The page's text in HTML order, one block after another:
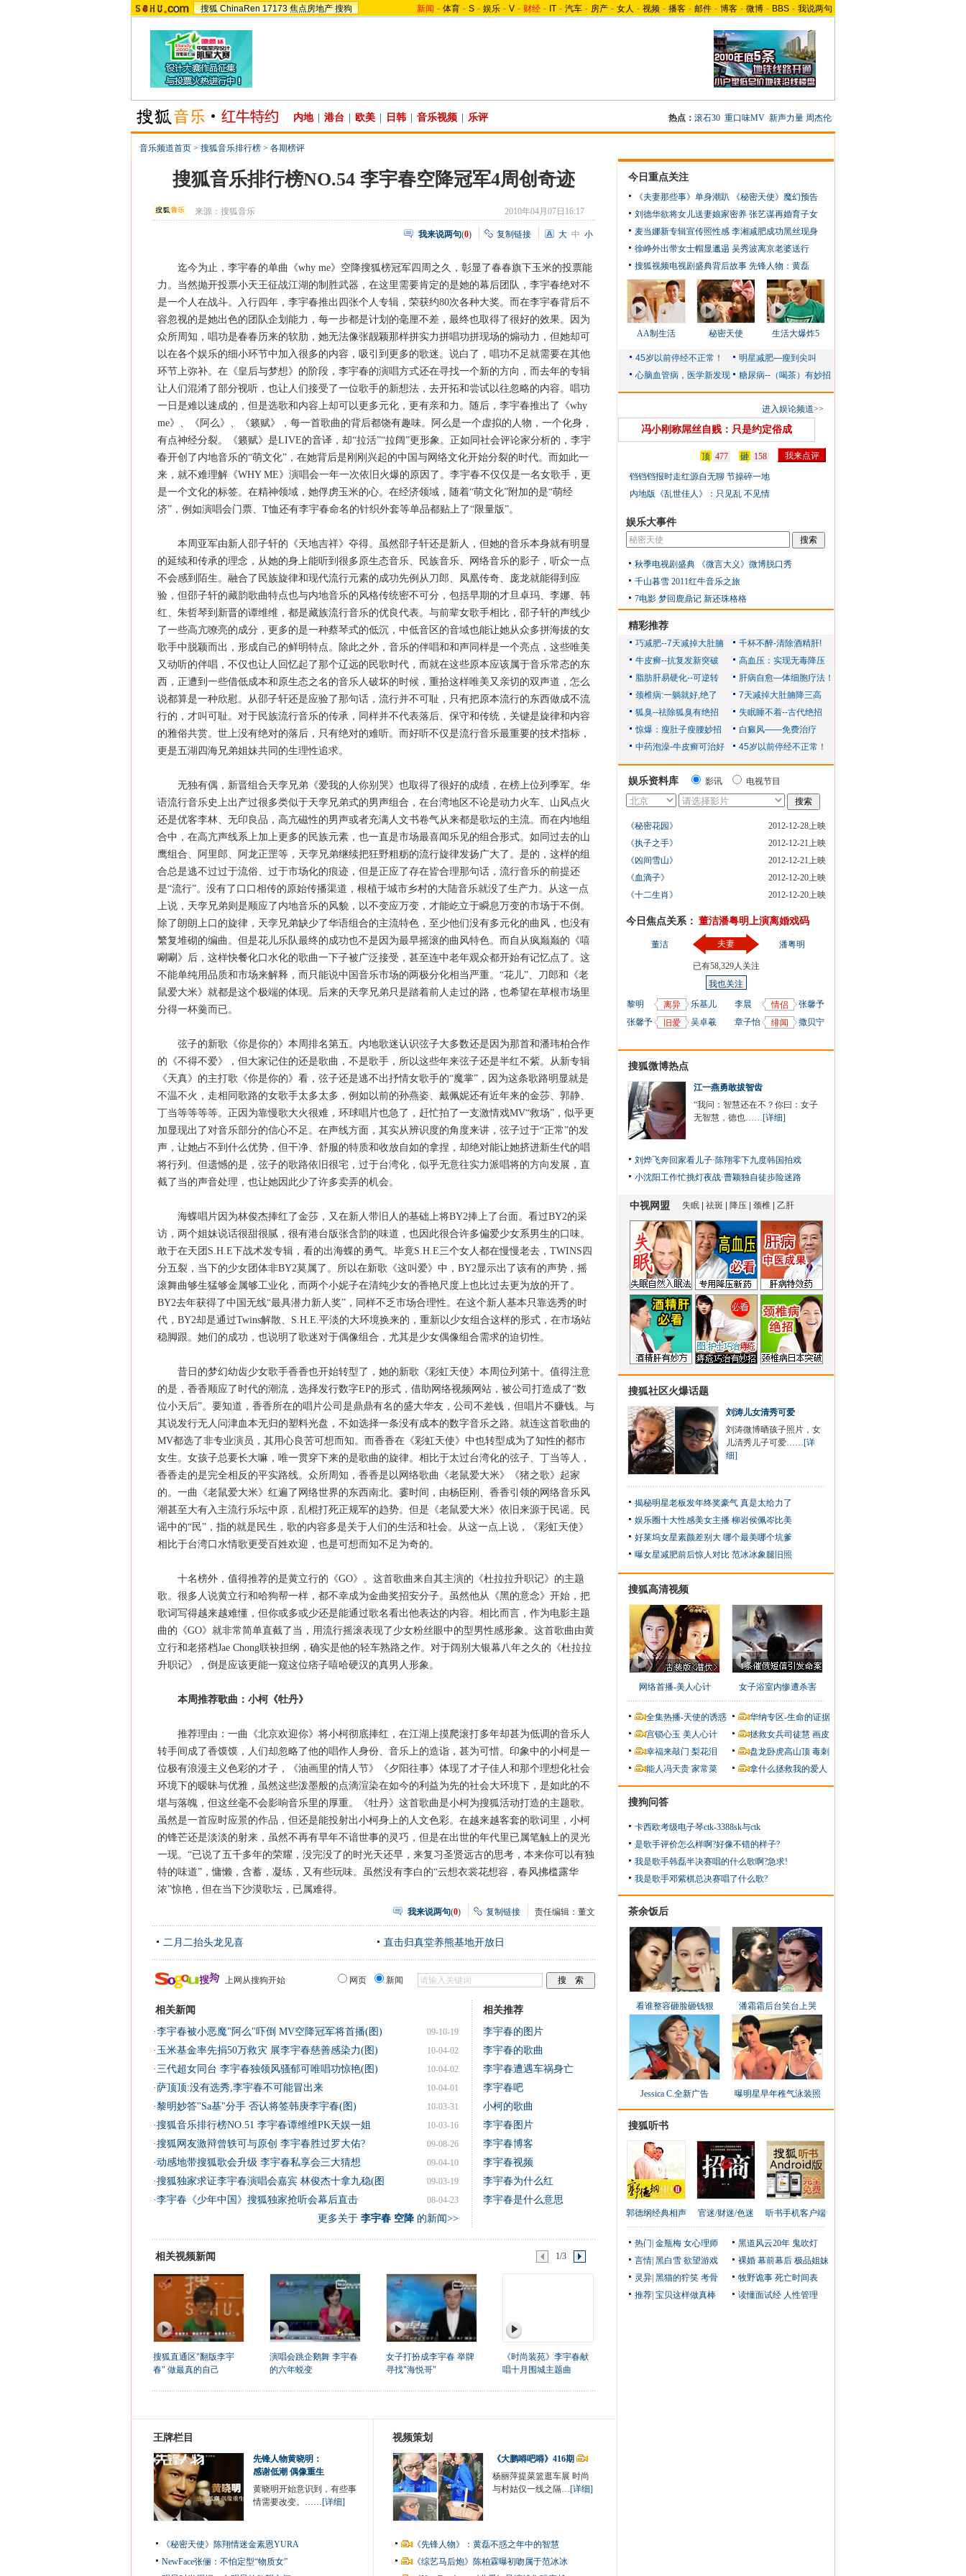
搜狐 ChinaRen 17173 焦点房地产 搜狗 新闻 - 体育 - S - 娱乐 - V - 财经 - IT - 汽车 - 房产 - 女人 - 视频 - 播客 - 邮件 - 博客 - 微博 - BBS - 我说两句
内地 港台 欧美 日韩 音乐视频 乐评 热点： 滚石30 重口味MV 新声力量 周杰伦
音乐频道首页 > 搜狐音乐排行榜 > 各期榜评
搜狐音乐排行榜NO.54 李宇春空降冠军4周创奇迹
来源：搜狐音乐 2010年04月07日16:17
我来说两句(0) 复制链接 大 中 小
迄今为止，李宇春的单曲《why me》空降搜狐榜冠军四周之久，彰显了春春旗下玉米的投票能
力。当然抛开投票小天王征战江湖的制胜武器，在这里需要肯定的是她的幕后团队，李宇春绝对不
是一个人在战斗。入行四年，李宇春推出四张个人专辑，荣获约80次各种大奖。而在李宇春背后不
容忽视的是她出色的团队企划能力，每一步都是计划的毫厘不差，最终也取得了很好的效果。因为
众所周知，唱功是春春历来的软肋，她无法像张靓颖那样拼实力拼唱功拼现场的煽动力，但她却可
以在各个娱乐的细小环节中加入很多的内容，吸引到更多的歌迷。说白了，唱功不足就需要在其他
环节上弥补。在《皇后与梦想》的阶段，李宇春的演唱方式还在寻找一个新的方向，而去年的专辑
让人们混淆了部分视听，也让人们接受了一位歌手的新想法，去开拓和尝试以往忽略的内容。唱功
一日是难以速成的，但是选歌和内容上却可以更多元化，更有亲和力。随后，李宇春推出了《why
me》、《阿么》、《籁赋》，每一首歌曲的背后都饶有趣味。阿么是一个虚拟的人物，一个化身，
有点神经分裂。《籁赋》是LIVE的音译，却“拉活”“拉阔”更形象。正如同社会评论家分析的，李宇
春开创了内地音乐的“萌文化”，在她背后是刚刚兴起的中国与网络文化开始分裂的时代。而如此一
来，就不难理解《WHY ME》演唱会一年一次依旧火爆的原因了。李宇春不仅仅是一名女歌手，更
是一个文化的标签。在精神领域，她俘虏玉米的心。在经济领域，随着“萌文化”附加的是“萌经
济”，例如演唱会门票、T恤还有李宇春命名的针织外套等单品都贴上了“限量版”。
本周亚军由新人邵子轩的《天地吉祥》夺得。虽然邵子轩还是新人，但她的音乐本身就有明显
的延续和传承的理念，从她的身上能听到很多原生态音乐、民族音乐、网络音乐的影子，听众一点
不会感到陌生。融合了民族旋律和现代流行元素的成功先例从刀郎、凤凰传奇、庞龙就能得到应
验，但邵子轩的藏韵歌曲特点也与内地音乐的风格传统密不可分，包括早期的才旦卓玛、李娜、韩
红、朱哲琴到新晋的谭维维，都是藏族流行音乐的优良代表。与前辈女歌手相比，邵子轩的声线少
了一些高亢嘹亮的成分，更多的是一种蔡琴式的低沉，中低音区的音域也能让她从众多拼海拔的女
歌手中脱颖而出，形成自己的鲜明特点。除此之外，音乐的伴唱和和声同样是一个亮点，这些唯美
又动听的伴唱，不仅也让人回忆起了那个辽远的民歌时代，而就在这些原本应该属于音乐常态的东
西，正遭到一些借低成本和原生态之名的音乐人破坏的时候，重拾这样唯美又亲切的双声道，怎么
说都算是一种欣慰。从邵子轩还是应验了那句话，流行并不可耻，只有把原本流行的东西做成不流
行的，才叫可耻。对于民族流行音乐的传承，同样并不代表落后、保守和传统，关键是旋律和内容
的雅俗共赏。世上没有绝对的落后，只有绝对的难听。而好听不仅是流行音乐最重要的技术指标，
更是五湖四海兄弟姐妹共同的生理性追求。
无独有偶，新晋组合天孪兄弟《爱我的人你别哭》也取得了很好的成绩，在榜上位列季军。华
语流行音乐史上出产过很多类似于天孪兄弟式的男声组合，在台湾地区不论是动力火车、山风点火
还是优客李林、无印良品，高亢磁性的男声或者充满人文书卷气从来都是歌坛的主流。而在内地组
合中，在高亢声线系上加上更多的民族元素，也一直是市场最喜闻乐见的组合形式。如同过去的山
鹰组合、阿里郎、阿龙正罡等，天孪兄弟继续把狂野粗粝的流行旋律发扬广大了。是的，这样的组
合总是逃不过过于流俗、过于市场化的痕迹，但是正应了存在皆合理那句话，流行音乐的前提还
是“流行”。没有了口口相传的原始传播渠道，根植于城市乡村的大陆音乐就没了生产力。从这一点
上说，天孪兄弟则是顺应了内地音乐的风貌，以不变应万变，才能屹立于瞬息万变的市场于不倒。
除了朗朗上口的旋律，天孪兄弟缺少了华语组合的主流特色，至少他们没有多元化的曲风，也没有
繁复堆砌的编曲。但是花儿乐队最终的成功也不是因为最早摇滚的曲风特色。而自从疯巅巅的《嘻
唰唰》后，这样快餐化口水化的歌曲一下子被广泛接受，甚至连中老年观众都开始有记忆点了。这
不能单纯用品质和市场来解释，而只能说中国音乐市场的两极分化相当严重。“花儿”、刀郎和《老
鼠爱大米》就都是这个极端的体现。后来的天孪兄弟只是踏着前人走过的路，也希望在草根市场里
分得一杯羹而已。
弦子的新歌《你是你的》本周排名第五。内地歌迷认识弦子大多数还是因为那首和潘玮柏合作
的《不得不爱》，但大家记住的还是歌曲，不是歌手，所以这些年来弦子还是半红不紫。从新专辑
《天真》的主打歌《你是你的》看，弦子还是逃不出抒情女歌手的“魔掌”，因为这条歌路明显就是
不温不火，走相同歌路的女歌手太多太多，例如以前的孙燕姿、戴佩妮还有近年来的金莎、郭静、
丁当等等等等。正因为靠慢歌大火很难，环球唱片也急了，赶忙拍了一支激情戏MV“救场”，似乎更
加显现出了对音乐部分的信心不足。在声线方面，其实从辨识度的角度来讲，弦子过于“正常”的发
声，让她占不到什么优势，但干净、舒服的特质和收放自如的拿捏，却绝对能让她挤进新生代的唱
将行列。但遗憾的是，弦子的歌路依旧很宅，过于台湾化，似乎无意往实力派唱将的方向发展，直
截了当的声音处理，也让她因此少了许多卖弄的机会。
海蝶唱片因为林俊杰捧红了金莎，又在新人带旧人的基础上将BY2捧上了台面。看过BY2的采
访，两个姐妹说话很甜很腻，很有港台版张含韵的味道，也因此很合许多偏爱少女系男生的口味。
敢于在天团S.H.E下战术发专辑，看的出海蝶的勇气。毕竟S.H.E三个女人都在慢慢老去，TWINS四
分五裂，当下的少女团体非BY2莫属了。所以在新歌《这叫爱》中，BY2显示出了该有的声势，摇
滚舞曲够生猛够金属够工业化，而两个小妮子在清纯少女的香艳尺度上也比过去更为放的开了。
BY2去年获得了中国无线“最具潜力新人奖”，同样不乏市场合理性。在这个新人基本只靠选秀的时
代，BY2却是通过Twins解散、S.H.E.平淡的大环境换来的，重新以少女组合这样的形式，在市场站
稳脚跟。她们的成功，也说明了歌迷对于偶像组合，尤其是少女偶像组合需求的迫切性。
昔日的梦幻幼齿少女歌手香香也开始转型了，她的新歌《彩虹天使》本周位列第十。值得注意
的是，香香顺应了时代的潮流，选择发行数字EP的形式，借助网络视频网站，被公司打造成了“数
位小天后”。要知道，香香所在的唱片公司是鼎鼎有名的盛大华友，公司不差钱，但唱片不赚钱。与
其说发行无人问津血本无归的塑料光盘，不如选择一条没有成本的数字音乐之路。就连这首歌曲的
MV都选了非专业演员，其用心良苦可想而知。而香香在《彩虹天使》中也转型成为了知性的都市
女生。女孩子总要长大嘛，唯一贯穿下来的是歌曲的旋律。相比于太过台湾化的弦子、丁当等人，
香香走的是完全相反的平实路线。众所周知，香香是以网络歌曲《老鼠爱大米》《猪之歌》起家
的。一曲《老鼠爱大米》红遍了网络世界的东西南北。霎时间，由杨臣刚、香香引领的网络音乐风
潮甚至大有入主流行乐坛中原，乱棍打死正规军的趋势。但是《老鼠爱大米》依旧来源于民谣。民
谣中的“民”，指的就是民生，歌的内容多是关于人们的生活和社会。从这一点上说，《彩虹天使》
相比于台湾口水情歌更受百姓欢迎，也是可想而知不足为奇的。
十名榜外，值得推荐的是黄立行的《GO》。这首歌曲来自其主演的《杜拉拉升职记》的主题
歌。很多人说黄立行和哈狗帮一样，都不幸成为金曲奖招安分子。虽然他从《黑的意念》开始，把
歌词写得越来越难懂，但你或多或少还是能通过歌名看出他表达的内容。相比而言，作为电影主题
曲的《GO》就非常简单直截了当，用流行摇滚表现了少女粉丝眼中的型男性感形象。这首歌曲由黄
立行和老搭档Jae Chong联袂担纲，确实是他的轻车熟路之作。对于阔别大银幕八年之久的《杜拉拉
升职记》，倒是应该更能一窥这位痞子嘻哈硬汉的真男人形象。
本周推荐歌曲：小柯《牡丹》
推荐理由：一曲《北京欢迎你》将小柯彻底捧红，在江湖上摸爬滚打多年却甚为低调的音乐人
转手间成了香馍馍，人们却忽略了他的唱作人身份、音乐上的造诣，甚为可惜。印象中的小柯是一
位极有浪漫主义色彩的才子，《油画里的情人节》《夕阳往事》体现了才子佳人和那个理想化社会
环境下的暧昧与优雅，虽然这些泼墨般的点滴渲染在如今的利益为先的社会大环境下，是如此的不
堪与落魄，但这丝毫不会影响音乐里的厚重。《牡丹》这首歌曲是小柯为搜狐活动打造的主题歌。
虽然是一首应时应景的作品，但还是能投射出小柯身上的人文色彩。在越来越客套的歌词里，小柯
的锋芒还是淡淡的射来，虽然不再有早年不谙世事的灵巧，但是在出世的年代里已属笔触上的灵光
一现。“已说了五千多年的荣耀，没完没了的时光天还早，来复习圣贤远古的思考，本来你可以有独
特的味道”，慵懒，含蓄，凝练，又有些玩味。虽然没有李白的“云想衣裳花想容，春风拂槛露华
浓”惊艳，但在当下沙漠歌坛，已属难得。
我来说两句(0) 复制链接 责任编辑：董文
二月二抬头龙见喜 直击归真堂养熊基地开放日
上网从搜狗开始 网页 新闻
相关新闻
09-10-19
·李宇春被小恶魔"阿么"吓倒 MV空降冠军将首播(图)
10-04-02
· 玉米基金率先捐50万救灾 展李宇春慈善感染力(图)
10-04-02
·三代超女同台 李宇春独领风骚郁可唯唱功惊艳(图)
10-04-01
·萨顶顶:没有选秀,李宇春不可能冒出来
10-03-31
·黎明妙答"Sa基"分手 否认将签韩庚李宇春(图)
10-03-16
·搜狐音乐排行榜NO.51 李宇春谭维维PK天娱一姐
09-08-26
·搜狐网友激辩曾轶可与原创 李宇春胜过罗大佑?
09-04-10
·动感地带搜狐歌会升级 李宇春私享会三大猜想
09-03-19
·搜狐独家求证李宇春演唱会嘉宾 林俊杰十拿九稳(图
08-04-23
·李宇春《少年中国》搜狐独家抢听会幕后直击
更多关于 李宇春 空降的新闻>>
相关推荐
李宇春的图片
李宇春的歌曲
李宇春遭遇车祸身亡
李宇春吧
小柯的歌曲
李宇春图片
李宇春博客
李宇春视频
李宇春为什么红
李宇春是什么意思
相关视频新闻 1/3
搜狐直通区"翻版李宇
春" 做最真的自己
演唱会跳企鹅舞 李宇春
的六年蜕变
女子打扮成李宇春 举牌
寻找"海悦哥"
《时尚装苑》李宇春献
唱十月围城主题曲
王牌栏目
先锋人物黄晓明：
感谢低潮 偶像重生
黄晓明开始意识到，有些事
情需要改变。……[详细]
《秘密天使》陈翔情迷金素恩YURA
NewFace张俪：不怕定型“物质女”
视频策划
《大鹏嘚吧嘚》416期
杨丽萍提菜篮逛车展 时尚
与村姑仅一线之隔…[详细]
《先锋人物》：黄磊不惑之年中的智慧
《综艺马后炮》陈柏霖曝初吻属于范冰冰
今日重点关注
《夫妻那些事》单身潮趴
《秘密天使》魔幻预告
刘德华欲将女儿送妻娘家密养 张艺谋再婚育子女
麦当娜新专辑宣传照性感 李湘减肥成功黑丝现身
徐峥外出带女士帽显邋遢 吴秀波离京老婆送行
搜狐视频电视剧盛典背后故事 先锋人物：黄磊
AA制生活 秘密天使 生活大爆炸5
进入娱论频道>>
冯小刚称屌丝自贱：只是约定俗成
顶 477 砸
158
铛铛铛报时走红源自无聊 节操碎一地
内地版《乱世佳人》：只见乱 不见情
娱乐大事件
秋季电视剧盛典
《微言大义》微博脱口秀
千山暮雪 2011红牛音乐之旅
7电影 梦回鹿鼎记 新还珠格格
精彩推荐
娱乐资料库 影讯 电视节目
《秘密花园》
2012-12-28上映
《执子之手》
2012-12-21上映
《凶间雪山》
2012-12-21上映
《血滴子》
2012-12-20上映
《十二生肖》
2012-12-20上映
今日焦点关系： 董洁潘粤明上演离婚戏码
董洁 夫妻
已有58,329人关注
我也关注
潘粤明
黎明 离异
乐基儿
张馨予
旧爱 吴卓羲
李晨 情侣
张馨予
章子怡
绯闻 撒贝宁
搜狐微博热点
江一燕勇敢拔智齿
“我问：智慧还在不？你曰：女子
无智慧，德也……[详细]
刘烨飞奔回家看儿子·陈翔零下九度韩国拍戏
小沈阳工作忙挑灯夜战·曹颖独自徒步险迷路
搜狐社区火爆话题
刘涛儿女清秀可爱
刘涛微博晒孩子照片，女
儿清秀儿子可爱……[详
细]
揭秘明星老板发年终奖豪气 真是太给力了
娱乐圈十大性感美女主播 柳岩侯佩岑比美
好莱坞女星素颜差别大 哪个最美哪个坑爹
曝女星减肥前后惊人对比 范冰冰象腿旧照
搜狐高清视频
网络首播-美人心计 女子浴室内惨遭杀害
全集热播-天使的诱惑
华纳专区-生命的证据
宫锁心玉 美人心计 拯救女兵司徒慧 画皮
幸福来敲门 梨花泪 盘龙卧虎高山顶 毒刺
能人冯天贵 家常菜 拿什么拯救我的爱人
搜狗问答
卡西欧考级电子琴ctk-3388sk与ctk
是歌手评价怎么样啊?好像不错的样子?
我是歌手韩磊半决赛唱的什么歌啊?急求!
我是歌手邓紫棋总决赛唱了什么歌?
茶余饭后
看谁整容砸脸砸钱狠 潘霜霜后台笑台上哭
Jessica C.全新广告 曝明星早年稚气泳装照
搜狐听书
郭德纲经典相声 官迷/财迷/色迷 听书手机客户端
热门 金瓶梅 女心理师 黑道风云20年 鬼吹灯
言情 黑白雪 欲望游戏 裸婚 幕前幕后 极品姐妹
灵异 黑猫的狞笑 考骨 牧野诡事 死亡时间表
推荐 宝贝这样做真棒 读懂面试经 人性管理